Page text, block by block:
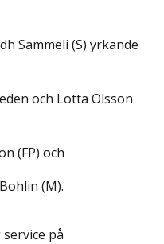
Sammeli (S) yrkande
och Lotta Olsson
(FP) och
(M).
på